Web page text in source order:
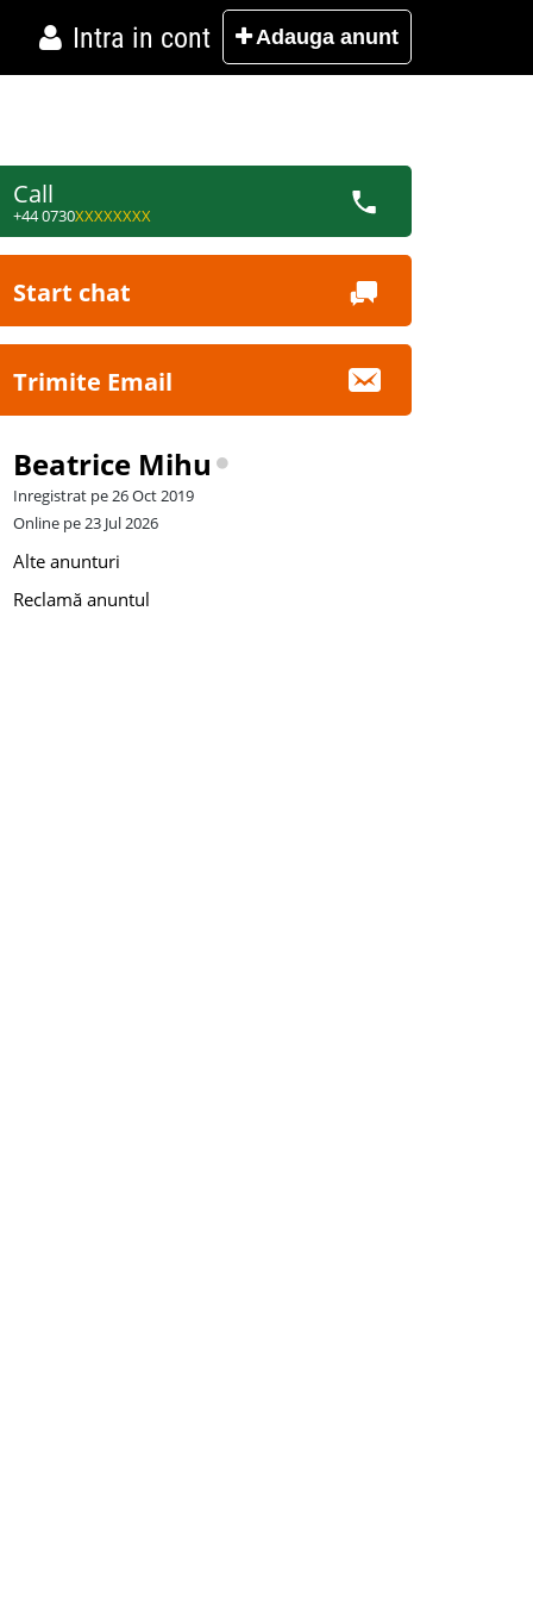
Intra in cont Adauga anunt
Call
+44 0730XXXXXXXX
Start chat
Trimite Email
Beatrice Mihu
Inregistrat pe 26 Oct 2019
Online pe 23 Jul 2026
Alte anunturi
Reclamă anuntul